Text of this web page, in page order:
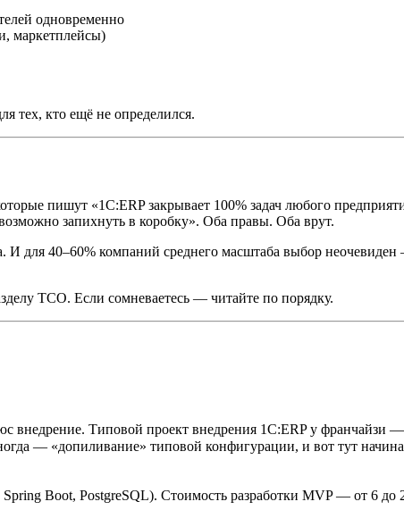
одновременно
маркетплейсы)
тех, кто ещё не определился.
пишут «1С:ERP закрывает 100% задач любого
запихнуть в коробку». Оба правы. Оба врут.
для 40–60% компаний среднего масштаба выбор
TCO. Если сомневаетесь — читайте по порядку.
внедрение. Типовой проект внедрения 1С:ERP у франчайзи
— «допиливание» типовой конфигурации, и вот тут
Boot, PostgreSQL). Стоимость разработки MVP — от 6 до